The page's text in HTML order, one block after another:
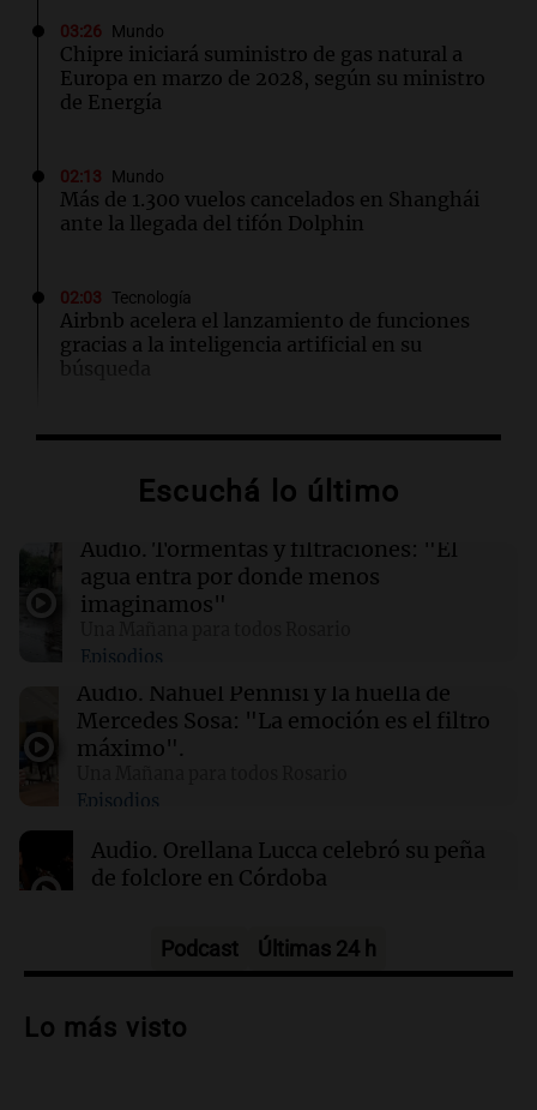
03:26 Mundo
Chipre iniciará suministro de gas natural a
Europa en marzo de 2028, según su ministro
de Energía
02:13 Mundo
Más de 1.300 vuelos cancelados en Shanghái
ante la llegada del tifón Dolphin
02:03 Tecnología
Airbnb acelera el lanzamiento de funciones
gracias a la inteligencia artificial en su
búsqueda
01:49 Mundo
un aumento en la producción de armas
Reducir alimentos dulces no disminuye
antojos ni mejora la salud, según estudio
01:29 Mundo
El lago Mead alcanza su nivel más bajo en 90
años, evidenciando la crisis hídrica en EE.UU.
00:32 Clima
Clima en Salta: cómo estará el tiempo este
domingo 9 de agosto
Escuchá lo último
Audio. Tormentas y filtraciones: "El
agua entra por donde menos
imaginamos"
Episodios
Audio. Nahuel Pennisi y la huella de
Mercedes Sosa: "La emoción es el filtro
máximo".
Episodios
Audio. Orellana Lucca celebró su peña
de folclore en Córdoba
Audio.Trágico accidente en Mendoza:
vehículos desde un puente
Podcast Últimas 24 h
Lo más visto